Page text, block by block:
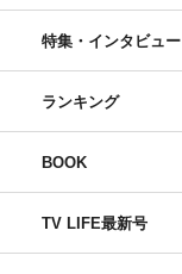
特集・インタビュー
ランキング
BOOK
TV LIFE最新号